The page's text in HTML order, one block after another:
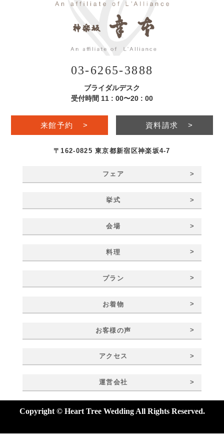
03-6265-3888
ブライダルデスク
受付時間 11 : 00〜20 : 00
来館予約 > 資料請求 >
〒162-0825 東京都新宿区神楽坂4-7
フェア >
挙式 >
会場 >
料理 >
プラン >
お着物 >
お客様の声 >
アクセス >
運営会社 >
Copyright © Heart Tree Wedding All Rights Reserved.